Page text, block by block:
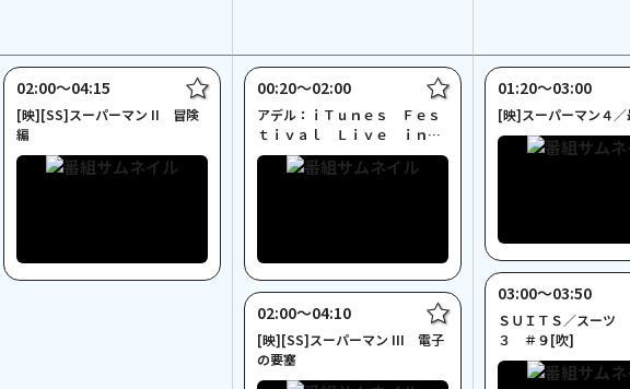
02:00〜04:15
[映][SS]スーパーマン II 冒険
編
00:20〜02:00
アデル：ｉＴｕｎｅｓ Ｆｅｓ
ｔｉｖａｌ Ｌｉｖｅ ｉｎ
Ｌｏｎｄｏｎ
02:00〜04:10
[映][SS]スーパーマン III 電子
の要塞
01:20〜03:00
[映]スーパーマン４／
03:00〜03:50
ＳＵＩＴＳ／スーツ
３ ＃９[吹]